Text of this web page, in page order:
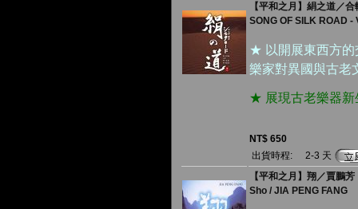
【平和之月】絹之道／合
SONG OF SILK ROAD
★ 以開展東西方的
樂家對異國與古老
★ 展現古老樂器新
NT$ 650
出貨時程:
2-3 天
【平和之月】翔／賈鵬芳
Sho / JIA PENG FANG